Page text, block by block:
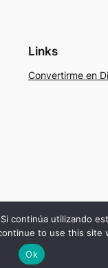
Links
Convertirme en
continúa utilizando
to use this site
Ok